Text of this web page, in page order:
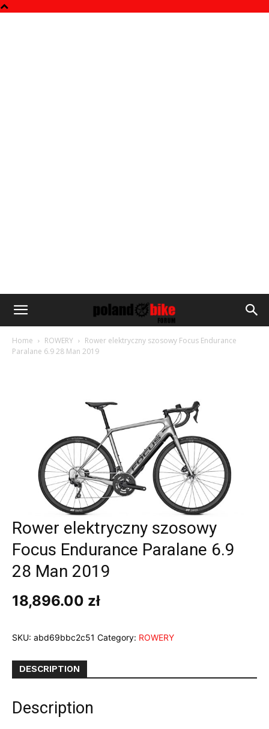
Home ROWERY
Rower elektryczny szosowy Focus Endurance
Paralane 6.9 28 Man 2019
Rower elektryczny szosowy
Focus Endurance Paralane 6.9
28 Man 2019
18,896.00 zł
SKU: abd69bbc2c51 Category: ROWERY
DESCRIPTION
Description